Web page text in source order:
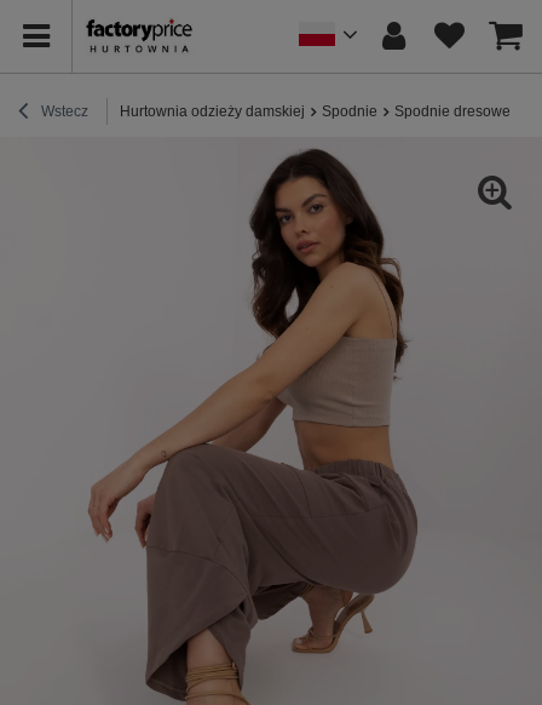
Wstecz Hurtownia odzieży damskiej Spodnie Spodnie dresowe